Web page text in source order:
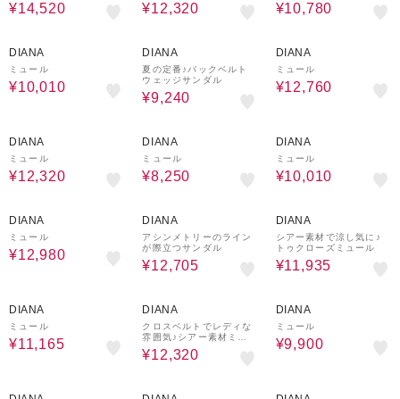
¥14,520 ¥12,320 ¥10,780
DIANA
ミュール
¥10,010
DIANA
夏の定番♪バックベルト
ウェッジサンダル
¥9,240
DIANA
ミュール
¥12,760
DIANA
ミュール
¥12,320
DIANA
ミュール
¥8,250
DIANA
ミュール
¥10,010
DIANA
ミュール
¥12,980
DIANA
アシンメトリーのライン
が際立つサンダル
¥12,705
DIANA
シアー素材で涼し気に♪
トゥクローズミュール
¥11,935
DIANA
ミュール
¥11,165
DIANA
クロスベルトでレディな
雰囲気♪シアー素材ミュ
ール
¥12,320
DIANA
ミュール
¥9,900